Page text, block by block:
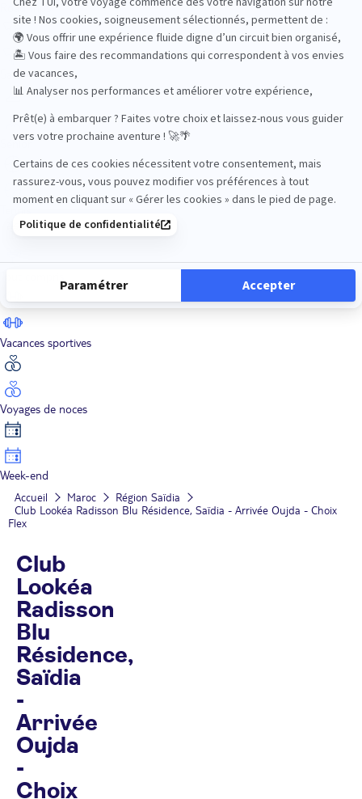
Road Trips
Safari
Sénior
Vacances sportives
Voyages de noces
Week-end
Accueil Maroc
Région Saïdia
Club Lookéa Radisson Blu Résidence, Saïdia - Arrivée Oujda - Choix
Flex
Club
Lookéa
Radisson
Blu
Résidence,
Saïdia
-
Arrivée
Oujda
-
Choix